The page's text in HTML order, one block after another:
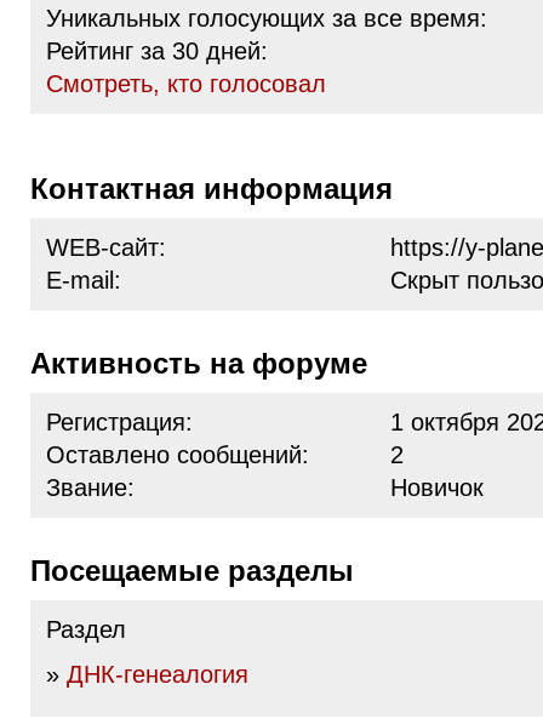
Уникальных голосующих за все время:
Рейтинг за 30 дней:
Cмотреть, кто голосовал
Контактная информация
WEB-сайт:
https://y-
E-mail:
Скрыт
Активность на форуме
Регистрация:
1 октября
Оставлено сообщений:
2
Звание:
Новичок
Посещаемые разделы
Раздел
» ДНК-генеалогия